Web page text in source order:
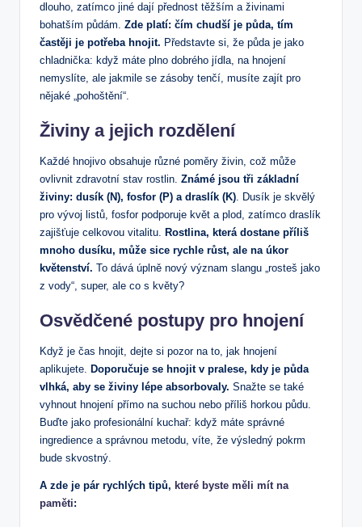
dlouho, zatímco jiné dají přednost těžším a živinami
bohatším půdám. Zde platí: čím chudší je půda, tím
častěji je potřeba hnojit. Představte si, že půda je jako
chladnička: když máte plno dobrého jídla, na hnojení
nemyslíte, ale jakmile se zásoby tenčí, musíte zajít pro
nějaké „pohoštění“.
Živiny a jejich rozdělení
Každé hnojivo obsahuje různé poměry živin, což může
ovlivnit zdravotní stav rostlin. Známé jsou tři základní
živiny: dusík (N), fosfor (P) a draslík (K). Dusík je skvělý
pro vývoj listů, fosfor podporuje květ a plod, zatímco draslík
zajišťuje celkovou vitalitu. Rostlina, která dostane příliš
mnoho dusíku, může sice rychle růst, ale na úkor
květenství. To dává úplně nový význam slangu „rosteš jako
z vody“, super, ale co s květy?
Osvědčené postupy pro hnojení
Když je čas hnojit, dejte si pozor na to, jak hnojení
aplikujete. Doporučuje se hnojit v pralese, kdy je půda
vlhká, aby se živiny lépe absorbovaly. Snažte se také
vyhnout hnojení přímo na suchou nebo příliš horkou půdu.
Buďte jako profesionální kuchař: když máte správné
ingredience a správnou metodu, víte, že výsledný pokrm
bude skvostný.
A zde je pár rychlých tipů, které byste měli mít na
paměti: